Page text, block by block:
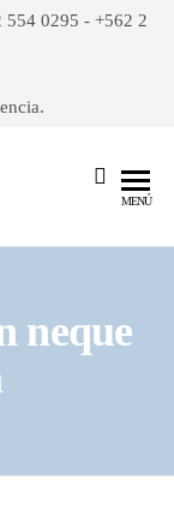
554 0295 - +562 2
MENÚ
neque